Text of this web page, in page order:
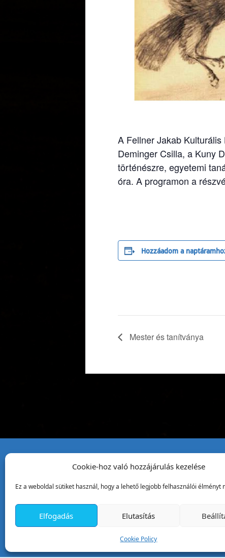
Cookie-hoz való hozzájárulás kezelése
Ez a weboldal sütiket használ, hogy a lehető legjobb felhasználói élményt
Elfogadás Elutasítás
Cookie Policy
A Fellner Jakab
Deminger Csilla, a Kuny
történészre, egyetemi
óra. A programon a
Hozzáadom a
Mester és tanítványa
Tata Város
2890 Tata, Kossuth tér 1.
+36 34 / 587 078
Email:ph@tata.hu